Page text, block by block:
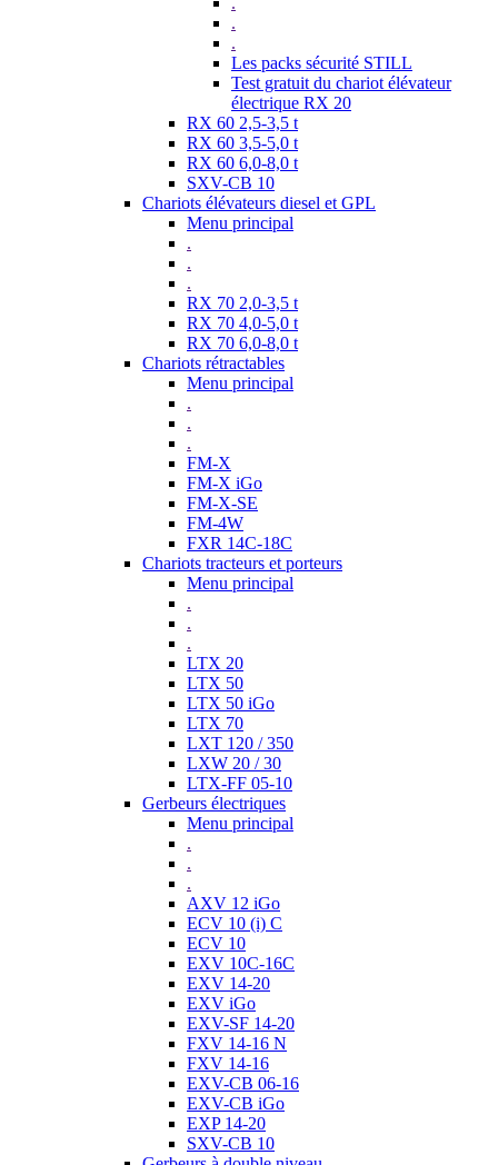
.
.
Les packs sécurité STILL
Test gratuit du chariot élévateur
électrique RX 20
RX 60 2,5-3,5 t
RX 60 3,5-5,0 t
RX 60 6,0-8,0 t
SXV-CB 10
Chariots élévateurs diesel et GPL
Menu principal
.
.
.
RX 70 2,0-3,5 t
RX 70 4,0-5,0 t
RX 70 6,0-8,0 t
Chariots rétractables
Menu principal
.
.
.
FM-X
FM-X iGo
FM-X-SE
FM-4W
FXR 14C-18C
Chariots tracteurs et porteurs
Menu principal
.
.
.
LTX 20
LTX 50
LTX 50 iGo
LTX 70
LXT 120 / 350
LXW 20 / 30
LTX-FF 05-10
Gerbeurs électriques
Menu principal
.
.
.
AXV 12 iGo
ECV 10 (i) C
ECV 10
EXV 10C-16C
EXV 14-20
EXV iGo
EXV-SF 14-20
FXV 14-16 N
FXV 14-16
EXV-CB 06-16
EXV-CB iGo
EXP 14-20
SXV-CB 10